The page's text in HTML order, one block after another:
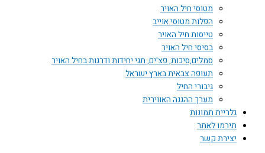
מטוסי חיל האויר
הפלות מטוסי אוייב
טייסות חיל האויר
בסיסי חיל האויר
סמלים,סיכות, פצ'ים, תגי יחידות ודרגות בחיל האויר
תעופה צבאית בארץ ישראל
גיבורי החיל
מערך ההגנה האווירית
גלריית תמונות
תירמו לאתר
יצירת קשר